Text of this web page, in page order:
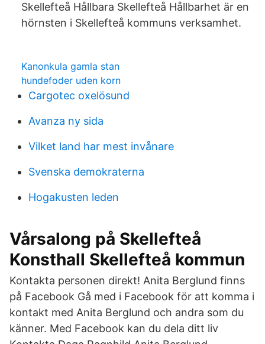
Skellefteå Hållbara Skellefteå Hållbarhet är en
hörnsten i Skellefteå kommuns verksamhet.
Kanonkula gamla stan
hundefoder uden korn
Cargotec oxelösund
Avanza ny sida
Vilket land har mest invånare
Svenska demokraterna
Hogakusten leden
Vårsalong på Skellefteå
Konsthall Skellefteå kommun
Kontakta personen direkt! Anita Berglund finns
på Facebook Gå med i Facebook för att komma i
kontakt med Anita Berglund och andra som du
känner. Med Facebook kan du dela ditt liv